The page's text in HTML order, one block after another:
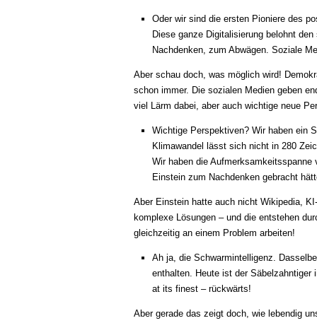
Oder wir sind die ersten Pioniere des
Diese ganze Digitalisierung belohnt
Nachdenken, zum Abwägen. Soziale
Aber schau doch, was möglich wird!
schon immer. Die sozialen Medien geben
viel Lärm dabei, aber auch wichtige neue
Wichtige Perspektiven? Wir haben ein
Klimawandel lässt sich nicht in 280
Wir haben die
Einstein zum Nachdenken gebracht
Aber Einstein hatte auch nicht Wikipedia,
komplexe Lösungen – und die entstehen
gleichzeitig an einem Problem arbeiten!
Ah ja, die Schwarmintelligenz.
enthalten. Heute ist der Säbelzahntiger
at its finest – rückwärts!
Aber gerade das zeigt doch, wie lebendig